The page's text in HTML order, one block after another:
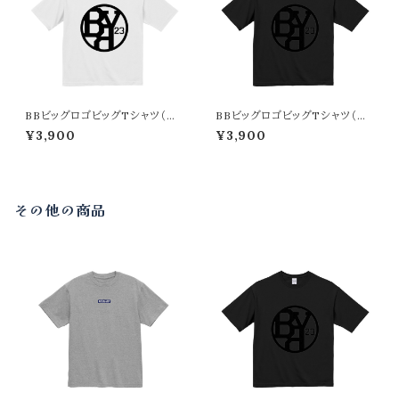
BBビッグロゴビッグTシャツ（ホ
ワイト）
¥3,900
BBビッグロゴビッグTシャツ（ブ
ラック）
¥3,900
その他の商品